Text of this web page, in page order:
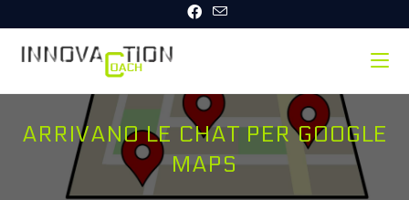
al
contenuto
ARRIVANO LE CHAT PER GOOGLE
MAPS